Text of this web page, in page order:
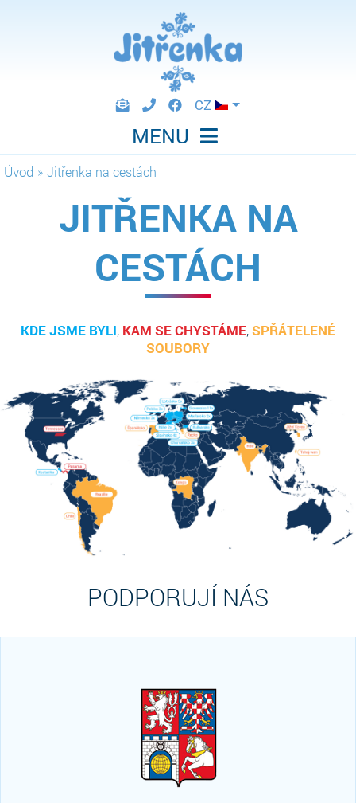
CZ
MENU
Úvod » Jitřenka na cestách
JITŘENKA NA
CESTÁCH
KDE JSME BYLI, KAM SE CHYSTÁME,SPŘÁTELENÉ
SOUBORY
PODPORUJÍ NÁS